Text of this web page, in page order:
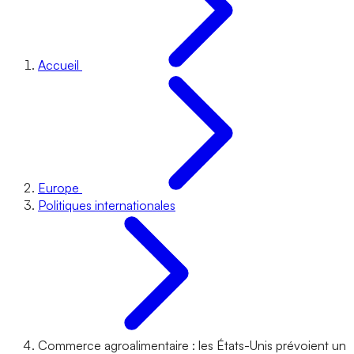
Accueil
Europe
Politiques internationales
Commerce agroalimentaire : les États-Unis prévoient un